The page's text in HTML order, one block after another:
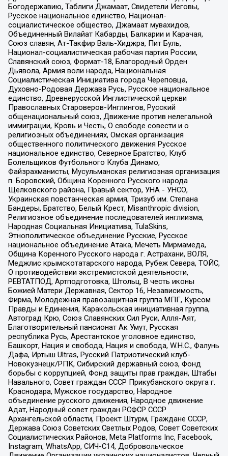
Богодержавию, Таблиги Джамаат, Свидетели Иеговы,
Русское национальное единство, Национал-
социалистическое общество, Джамаат мувахидов,
Объединенный Вилайат Кабарды, Балкарии и Карачая,
Союз славян, Ат-Такфир Валь-Хиджра, Пит Буль,
Национал-социалистическая рабочая партия России,
Славянский союз, Формат-18, Благородный Орден
Дьявола, Армия воли народа, Национальная
Социалистическая Инициатива города Череповца,
Духовно-Родовая Держава Русь, Русское национальное
единство, Древнерусской Инглистической церкви
Православных Староверов-Инглингов, Русский
общенациональный союз, Движение против нелегальной
иммиграции, Кровь и Честь, О свободе совести и о
религиозных объединениях, Омская организация
общественного политического движения Русское
национальное единство, Северное Братство, Клуб
Болельщиков Футбольного Клуба Динамо,
Файзрахманисты, Мусульманская религиозная организация
п. Боровский, Община Коренного Русского народа
Щелковского района, Правый сектор, УНА - УНСО,
Украинская повстанческая армия, Тризуб им. Степана
Бандеры, Братство, Белый Крест, Misanthropic division,
Религиозное объединение последователей инглиизма,
Народная Социальная Инициатива, TulaSkins,
Этнополитическое объединение Русские, Русское
национальное объединение Атака, Мечеть Мирмамеда,
Община Коренного Русского народа г. Астрахани, ВОЛЯ,
Меджлис крымскотатарского народа, Рубеж Севера, ТОЙС,
О противодействии экстремистской деятельности,
РЕВТАТПОД, Артподготовка, Штольц, В честь иконы
Божией Матери Державная, Сектор 16, Независимость,
Фирма, Молодежная правозащитная группа МПГ, Курсом
Правды и Единения, Каракольская инициативная группа,
Автоград Крю, Союз Славянских Сил Руси, Алля-Аят,
Благотворительный пансионат Ак Умут, Русская
республика Русь, Арестантское уголовное единство,
Башкорт, Нация и свобода, Нация и свобода, W.H.С., Фалунь
Дафа, Иртыш Ultras, Русский Патриотический клуб-
Новокузнецк/РПК, Сибирский державный союз, Фонд
борьбы с коррупцией, Фонд защиты прав граждан, Штабы
Навального, Совет граждан СССР Прикубанского округа г.
Краснодара, Мужское государство, Народное
объединение русского движения, Народное движение
Адат, Народный совет граждан РСФСР СССР
Архангельской области, Проект Штурм, Граждане СССР,
Держава Союз Советских Светлых Родов, Совет Советских
Социалистических Районов, Meta Platforms Inc, Facebook,
Instagram, WhatsApp, СИЧ-С14, Добровольческое